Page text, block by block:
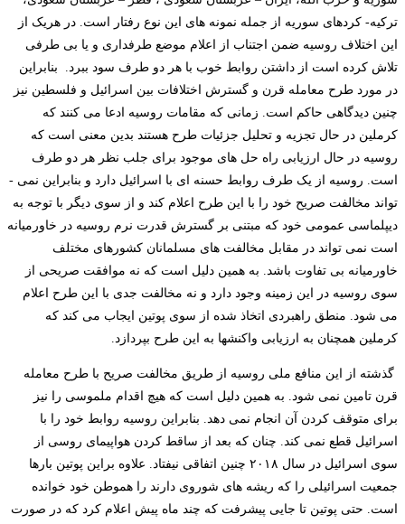
ترکیه- کردهای سوریه از جمله نمونه ­های این نوع رفتار است. در هریک از
این اختلاف روسیه ضمن اجتناب از اعلام موضع طرفداری و یا بی طرفی
تلاش کرده است از داشتن روابط خوب با هر دو طرف سود ببرد.
بنابراین
در مورد طرح معامله قرن و گسترش اختلافات بین اسرائیل و فلسطین نیز
چنین دیدگاهی حاکم است. زمانی که مقامات روسیه ادعا می­ کنند که
کرملین در حال تجزیه و تحلیل جزئیات طرح هستند بدین معنی است که
روسیه در حال ارزیابی راه حل­ های موجود برای جلب نظر هر دو طرف
است. روسیه از یک طرف روابط حسنه ­ای با اسرائیل دارد و بنابراین نمی ­
تواند مخالفت صریح خود را با این طرح اعلام کند و از سوی دیگر با توجه به
دیپلماسی عمومی خود که مبتنی بر گسترش قدرت نرم روسیه در خاورمیانه
است نمی ­تواند در مقابل مخالفت­ های مسلمانان کشورهای مختلف
خاورمیانه بی تفاوت باشد. به همین دلیل است که نه موافقت صریحی از
سوی روسیه در این زمینه وجود دارد و نه مخالفت جدی با این طرح اعلام
می ­شود. منطق راهبردی اتخاذ شده از سوی پوتین ایجاب می­ کند که
کرملین همچنان به ارزیابی واکنش­ها به این طرح بپردازد.
گذشته از این منافع ملی روسیه از طریق مخالفت صریح با طرح معامله
قرن تامین نمی­ شود. به همین دلیل است که هیچ اقدام ملموسی را نیز
برای متوقف کردن آن انجام نمی ­دهد. بنابراین روسیه روابط خود را با
اسرائیل قطع نمی­ کند. چنان که بعد از ساقط کردن هواپیمای روسی از
سوی اسرائیل در سال ۲۰۱۸ چنین اتفاقی نیفتاد.
علاوه براین پوتین بارها
جمعیت اسرائیلی را که ریشه ­های شوروی دارند را هموطن خود خوانده
است. حتی پوتین تا جایی پیشرفت که چند ماه پیش اعلام کرد که در صورت